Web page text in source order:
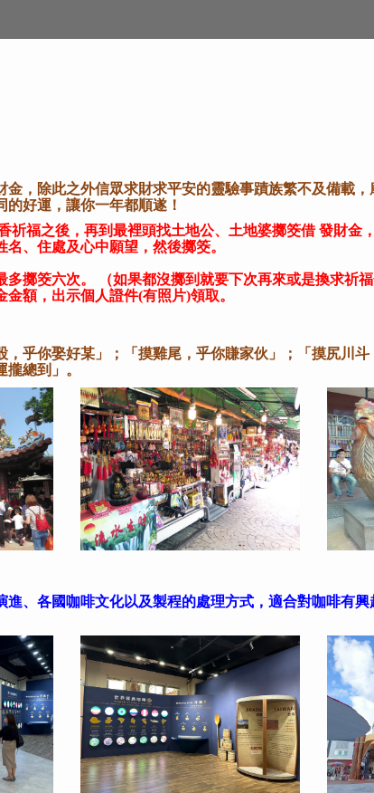
，除此之外信眾求財求平安的靈驗事蹟族繁不及備載
好運，讓你一年都順遂！
福之後，再到最裡頭找土地公、土地婆擲筊借 發財金
、住處及心中願望，然後擲筊。
擲筊六次。 （如果都沒擲到就要下次再來或是換求祈福
額，出示個人證件(有照片)領取。
乎你娶好某」；「摸雞尾，乎你賺家伙」；「摸尻川斗
總到」。
、各國咖啡文化以及製程的處理方式，適合對咖啡有